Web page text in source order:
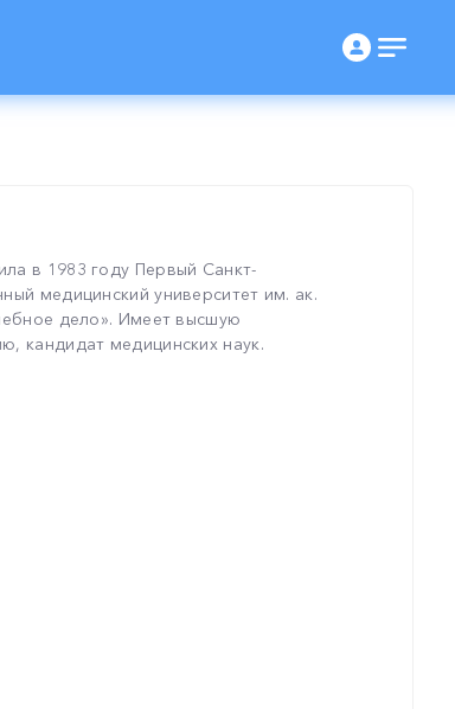
в 1983 году Первый Санкт-
медицинский университет им. ак.
дело». Имеет высшую
кандидат медицинских наук.